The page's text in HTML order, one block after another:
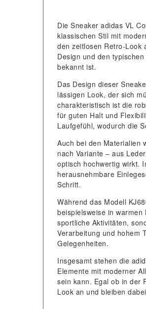
Die Sneaker adidas VL
klassischen Stil mit
den zeitlosen Retro-Look
Design und den
bekannt ist.
Das Design dieser
lässigen Look, der sich
charakteristisch ist die
für guten Halt und
Laufgefühl, wodurch die
Auch bei den Materialien
nach Variante – aus
optisch hochwertig wirkt.
herausnehmbare
Schritt.
Während das Modell
beispielsweise in
sportliche Aktivitäten,
Verarbeitung und hohem
Gelegenheiten.
Insgesamt stehen die
Elemente mit moderner
sein kann. Egal ob in der
Look an und bleiben